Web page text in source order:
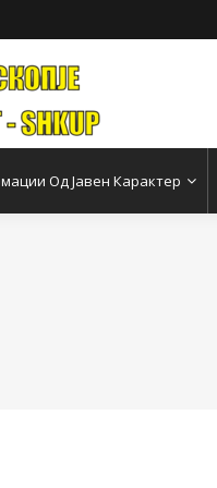
Од Јавен Карактер